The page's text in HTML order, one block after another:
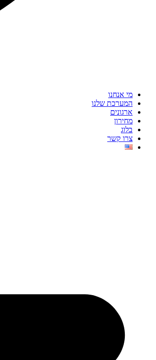
מי אנחנו
המערכת שלנו
ארגונים
מחירון
בלוג
צרו קשר